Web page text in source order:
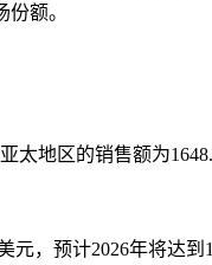
额。
地区的销售额为
元，预计2026年将达到